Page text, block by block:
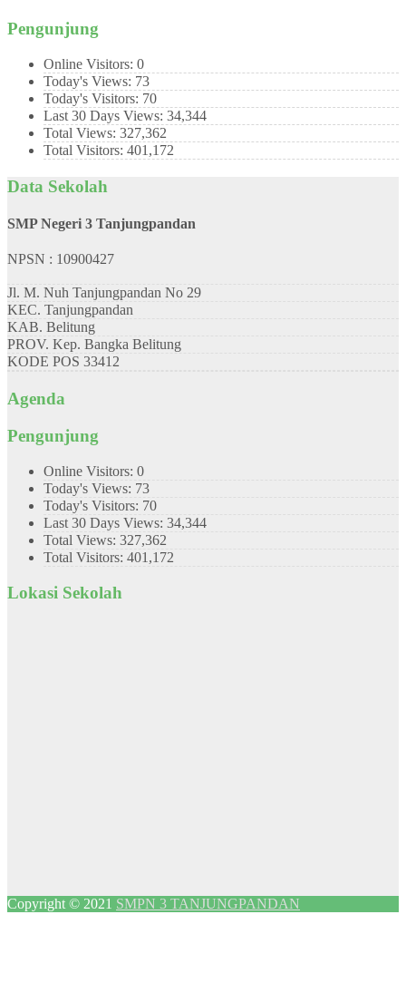
Pengunjung
Online Visitors: 0
Today's Views: 73
Today's Visitors: 70
Last 30 Days Views: 34,344
Total Views: 327,362
Total Visitors: 401,172
Data Sekolah
SMP Negeri 3 Tanjungpandan
NPSN : 10900427
Jl. M. Nuh Tanjungpandan No 29
KEC. Tanjungpandan
KAB. Belitung
PROV. Kep. Bangka Belitung
KODE POS 33412
Agenda
Pengunjung
Online Visitors: 0
Today's Views: 73
Today's Visitors: 70
Last 30 Days Views: 34,344
Total Views: 327,362
Total Visitors: 401,172
Lokasi Sekolah
Copyright © 2021 SMPN 3 TANJUNGPANDAN